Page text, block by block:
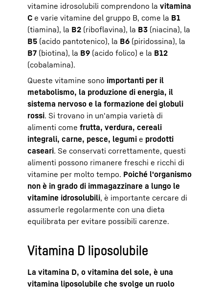
vitamine idrosolubili comprendono la vitamina
C e varie vitamine del gruppo B, come la B1
(tiamina), la B2 (riboflavina), la B3 (niacina), la
B5 (acido pantotenico), la B6 (piridossina), la
B7 (biotina), la B9 (acido folico) e la B12
(cobalamina).
Queste vitamine sono importanti per il
metabolismo, la produzione di energia, il
sistema nervoso e la formazione dei globuli
rossi. Si trovano in un'ampia varietà di
alimenti come frutta, verdura, cereali
integrali, carne, pesce, legumi e prodotti
caseari. Se conservati correttamente, questi
alimenti possono rimanere freschi e ricchi di
vitamine per molto tempo. Poiché l'organismo
non è in grado di immagazzinare a lungo le
vitamine idrosolubili, è importante cercare di
assumerle regolarmente con una dieta
equilibrata per evitare possibili carenze.
Vitamina D liposolubile
La vitamina D, o vitamina del sole, è una
vitamina liposolubile che svolge un ruolo